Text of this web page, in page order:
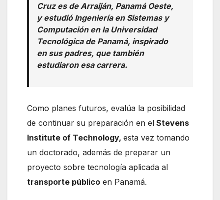
Cruz es de Arraiján, Panamá Oeste,
y estudió Ingeniería en Sistemas y
Computación en la Universidad
Tecnológica de Panamá, inspirado
en sus padres, que también
estudiaron esa carrera.
Como planes futuros, evalúa la posibilidad
de continuar su preparación en el Stevens
Institute of Technology, esta vez tomando
un doctorado, además de preparar un
proyecto sobre tecnología aplicada al
transporte público en Panamá.